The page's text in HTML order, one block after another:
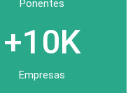
Ponentes
+10K
Empresas